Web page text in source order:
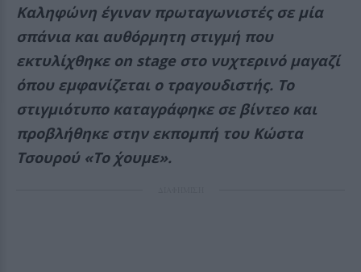
Καληφώνη έγιναν πρωταγωνιστές σε μία
σπάνια και αυθόρμητη στιγμή που
εκτυλίχθηκε on stage στο νυχτερινό μαγαζί
όπου εμφανίζεται ο τραγουδιστής. Το
στιγμιότυπο καταγράφηκε σε βίντεο και
προβλήθηκε στην εκπομπή του Κώστα
Τσουρού «Το ΄χουμε».